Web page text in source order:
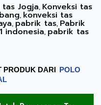
tas Jogja, Konveksi tas
, konveksi tas
,pabrik tas, Pabrik
indonesia, pabrik tas
PRODUK DARI POLO